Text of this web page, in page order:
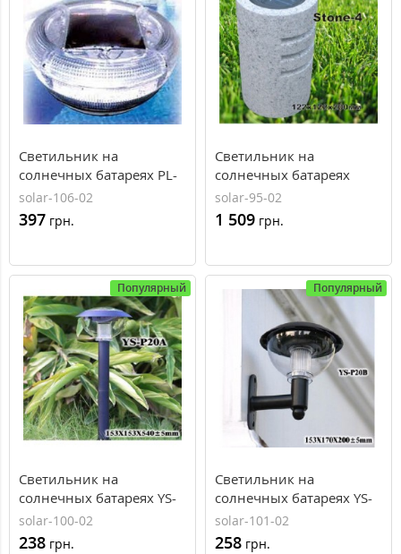
Светильник на
солнечных батареях PL-
1A02, AXIOMA energy
solar-106-02
397 грн.
Светильник на
солнечных батареях
Stone-4, AXIOMA energy
solar-95-02
1 509 грн.
Популярный
Светильник на
солнечных батареях YS-
P20A, AXIOMA energy
solar-100-02
238 грн.
Популярный
Светильник на
солнечных батареях YS-
P20B, AXIOMA energy
solar-101-02
258 грн.